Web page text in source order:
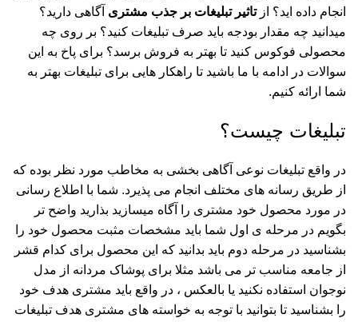
انجام داده اید؟ ازتاثیر تبلیغات بر جذب مشتری آگاهی دارید؟
میدانید چه مقدار بودجه باید صرف تبلیغات کنید؟ بر روی چه
محصولی فوکوس کنید تا بهتر به فروش برسد؟ برای پاخ به این
سوالات در ادامه با ما باشید تا راهکار هایی برای تبلیغات بهتر به
شما ارائه کنیم.
تبلیغات چیست؟
در واقع تبلیغات نوعی آگاهی بخشی به مخاطب مورد نظر بوده که
از طریق رسانه های مختلف انجام می پذیرد. شما با اطلاع رسانی
در مورد محصول خود مشتری را آگاه میسازید بذارید واضح تر
بگویم در مرحله ی اول شما باید مشخصات مثبت محصول خود را
بشناسید در مرحله دوم باید بدانید که این محصول برای کدام قشر
از جامعه مناسب تر می باشد مثلا برای پوشاک مردانه از مدل
نوجوان استفاده نکنید یا بالعکس ، در واقع باید مشتری هدف خود
را بشناسید تا بتوانید با توجه به خواسته های مشتری هدف تبلیغات